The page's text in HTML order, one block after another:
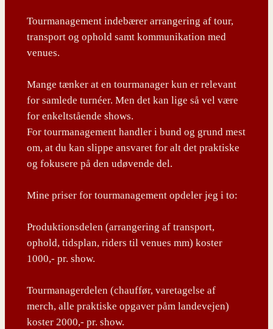
Tourmanagement indebærer arrangering af tour,
transport og ophold samt kommunikation med
venues.
Mange tænker at en tourmanager kun er relevant
for samlede turnéer. Men det kan lige så vel være
for enkeltstående shows.
For tourmanagement handler i bund og grund mest
om, at du kan slippe ansvaret for alt det praktiske
og fokusere på den udøvende del.
Mine priser for tourmanagement opdeler jeg i to:
Produktionsdelen (arrangering af transport,
ophold, tidsplan, riders til venues mm) koster
1000,- pr. show.
Tourmanagerdelen (chauffør, varetagelse af
merch, alle praktiske opgaver påm landevejen)
koster 2000,- pr. show.